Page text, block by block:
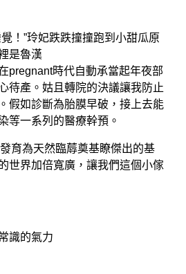
！”玲妃跌跌撞撞跑到小甜瓜原
是魯漢
pregnant時代自動承當起年夜部
待產。姑且轉院的決議讓我防止
假如診斷為胎膜早破，接上去能
等一系列的醫療幹預。
育為天然臨蓐奠基瞭傑出的基
世界加倍寬廣，讓我們這個小傢
識的氣力